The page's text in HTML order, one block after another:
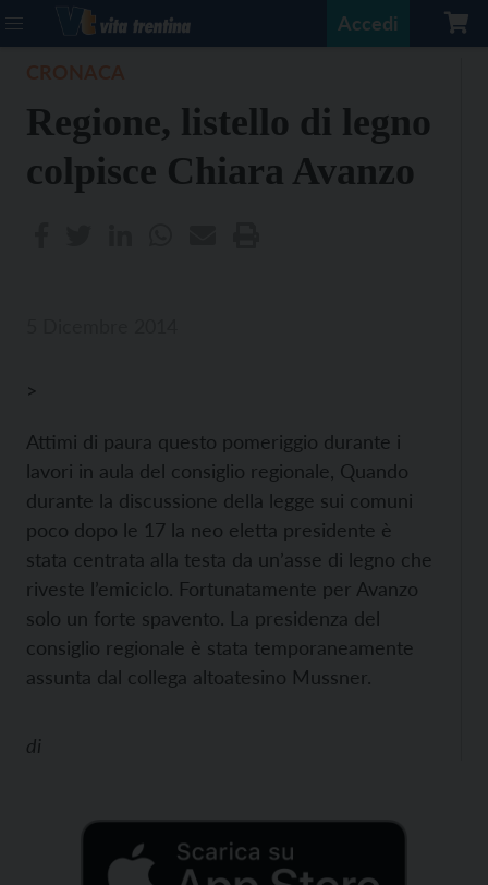
Accedi
Regione, listello di legno
colpisce Chiara Avanzo
>
Attimi di paura questo pomeriggio durante i
lavori in aula del consiglio regionale, Quando
durante la discussione della legge sui comuni
poco dopo le 17 la neo eletta presidente è
stata centrata alla testa da un’asse di legno che
riveste l’emiciclo. Fortunatamente per Avanzo
solo un forte spavento. La presidenza del
consiglio regionale è stata temporaneamente
assunta dal collega altoatesino Mussner.
di